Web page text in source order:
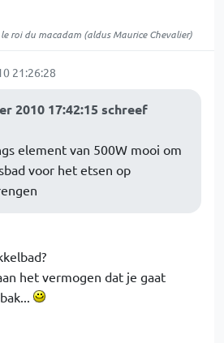
roi du macadam (aldus Maurice Chevalier)
21:26:28
2010 17:42:15 schreef
element van 500W mooi om
voor het etsen op
het vermogen dat je gaat